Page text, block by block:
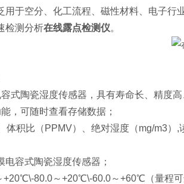
用于空分、化工流程、磁性材料、电子行
检测分析在线露点检测仪。
式陶瓷湿度传感器，具有寿命长、精度
，可随时查看存储数据；
积比（PPMV）、绝对湿度（mg/m3）,
容式陶瓷湿度传感器；
+20℃\-80.0～+20℃\-60.0～+60℃（量程可